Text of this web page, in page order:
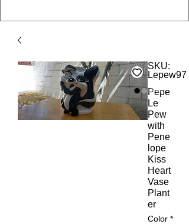
SKU:
Lepew97
Pepe
Le
Pew
with
Pene
lope
Kiss
Heart
Vase
Plant
er
Color *